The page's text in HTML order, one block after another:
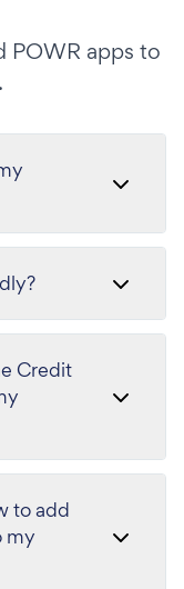
POWR apps to
Credit
to add
my